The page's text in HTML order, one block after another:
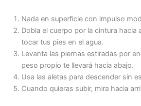
Nada en superficie con impulso
Dobla el cuerpo por la cintura hacia
tocar tus pies en el agua.
Levanta las piernas estiradas por
peso propio te llevará hacia abajo.
Usa las aletas para descender sin
Cuando quieras subir, mira hacia